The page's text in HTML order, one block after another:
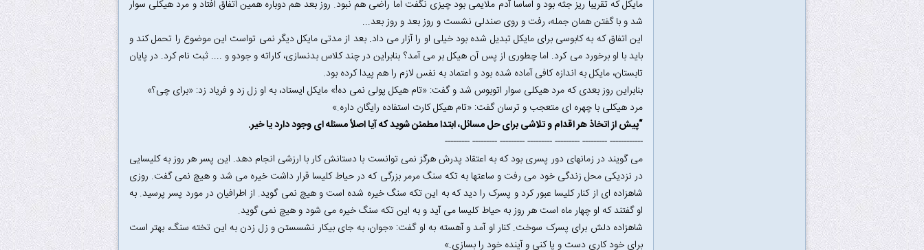
مایکل که تقریباً ریز جثه بود و اساساً آدم ملایمی بود چیزی نگفت اما راضی هم نبود. روز بعد هم دوباره همین اتفاق افتاد و مرد هیکلی سوار
شد و با گفتن همان جمله، رفت و روی صندلی نشست و روز بعد و روز بعد...
این اتفاق که به کابوسی برای مایکل تبدیل شده بود خیلی او را آزار می داد. بعد از مدتی مایکل دیگر نمی تواست این موضوع را تحمل کند و
باید با او برخورد می کرد. اما چطوری از پس آن هیکل بر می آمد؟ بنابراین در چند کلاس بدنسازی، کاراته و جودو و .... ثبت نام کرد. در پایان
تابستان، مایکل به اندازه کافی آماده شده بود و اعتماد به نفس لازم را هم پیدا کرده بود.
بنابراین روز بعدی که مرد هیکلی سوار اتوبوس شد و گفت: «تام هیکل پولی نمی ده!» مایکل ایستاد، به او زل زد و فریاد زد: «برای چی؟»
مرد هیکلی با چهره ای متعجب و ترسان گفت: «تام هیکل کارت استفاده رایگان داره.»
“پیش از اتخاذ هر اقدام و تلاشی برای حل مسائل، ابتدا مطمئن شوید که آیا اصلاً مسئله ای وجود دارد یا خیر.
------------ --------- --------- --------- --------- --------- ---------
می گویند در زمانهای دور پسری بود که به اعتقاد پدرش هرگز نمی توانست با دستانش کار با ارزشی انجام دهد. این پسر هر روز به کلیسایی
در نزدیکی محل زندگی خود می رفت و ساعتها به تکه سنگ مرمر بزرگی که در حیاط کلیسا قرار داشت خیره می شد و هیچ نمی گفت. روزی
شاهزاده ای از کنار کلیسا عبور کرد و پسرک را دید که به این تکه سنگ خیره شده است و هیچ نمی گوید. از اطرافیان در مورد پسر پرسید. به
او گفتند که او چهار ماه است هر روز به حیاط کلیسا می آید و به این تکه سنگ خیره می شود و هیچ نمی گوید.
شاهزاده دلش برای پسرک سوخت. کنار او آمد و آهسته به او گفت: «جوان، به جای بیکار نشسستن و زل زدن به این تخته سنگ، بهتر است
برای خود کاری دست و پا کنی و آینده خود را بسازی.»